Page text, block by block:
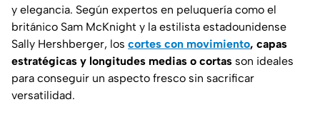
y elegancia. Según expertos en peluquería como el
británico Sam McKnight y la estilista estadounidense
Sally Hershberger, los cortes con movimiento, capas
estratégicas y longitudes medias o cortas son ideales
para conseguir un aspecto fresco sin sacrificar
versatilidad.